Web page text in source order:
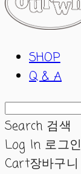
SHOP
Q & A
Search 검색
Log In 로그인
Cart장바구니